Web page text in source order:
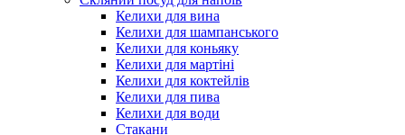
Келихи для вина
Келихи для шампанського
Келихи для коньяку
Келихи для мартіні
Келихи для коктейлів
Келихи для пива
Келихи для води
Стакани